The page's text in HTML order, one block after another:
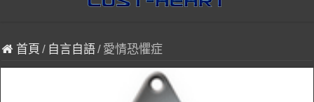
首頁 / 自言自語/ 愛情恐懼症